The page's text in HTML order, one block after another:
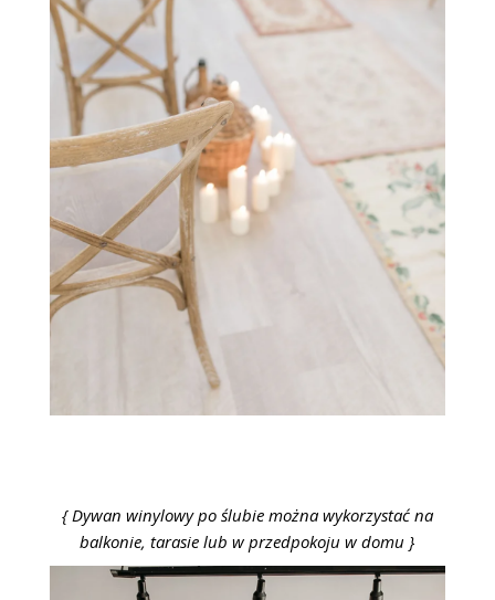
{ Dywan winylowy po ślubie można wykorzystać na
balkonie, tarasie lub w przedpokoju w domu }